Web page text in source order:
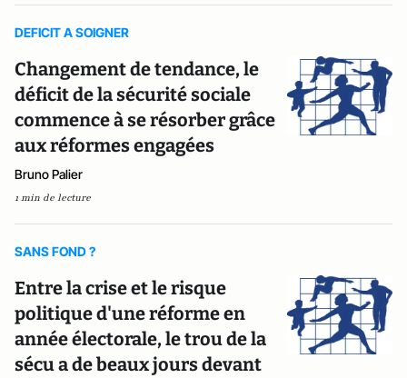
DEFICIT A SOIGNER
Changement de tendance, le
déficit de la sécurité sociale
commence à se résorber grâce
aux réformes engagées
Bruno Palier
1 min de lecture
SANS FOND ?
Entre la crise et le risque
politique d'une réforme en
année électorale, le trou de la
sécu a de beaux jours devant